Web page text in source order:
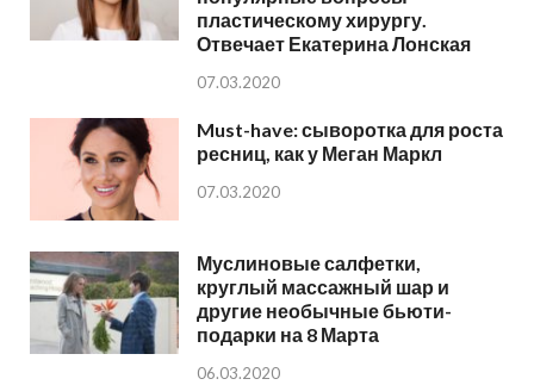
пластическому хирургу.
Отвечает Екатерина Лонская
07.03.2020
Must-have: сыворотка для роста
ресниц, как у Меган Маркл
07.03.2020
Муслиновые салфетки,
круглый массажный шар и
другие необычные бьюти-
подарки на 8 Марта
06.03.2020